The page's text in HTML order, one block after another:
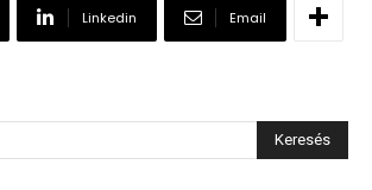
Linkedin Email
Keresés